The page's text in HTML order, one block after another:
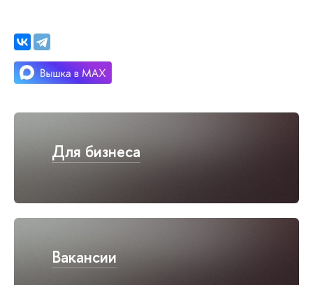
Для бизнеса
Вакансии